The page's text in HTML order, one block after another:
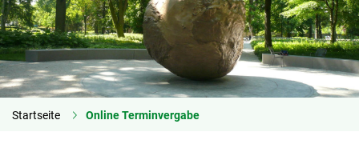
Startseite Online Terminvergabe